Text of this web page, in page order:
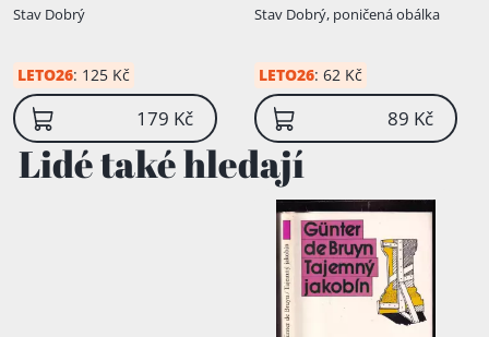
Stav Dobrý
LETO26: 125 Kč
179 Kč
Stav Dobrý, poničená obálka
LETO26: 62 Kč
89 Kč
Lidé také hledají